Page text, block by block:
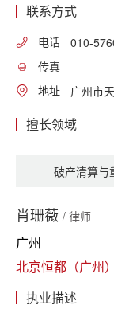
联系方式
电话
010-
传真
地址
广州市
擅长领域
破产清算与
肖珊薇 / 律师
广州
北京恒都（广州
执业描述